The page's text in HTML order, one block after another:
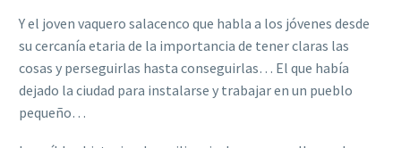
Y el joven vaquero salacenco que habla a los jóvenes desde
su cercanía etaria de la importancia de tener claras las
cosas y perseguirlas hasta conseguirlas… El que había
dejado la ciudad para instalarse y trabajar en un pueblo
pequeño…